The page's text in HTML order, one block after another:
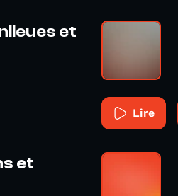
et
Lire
et